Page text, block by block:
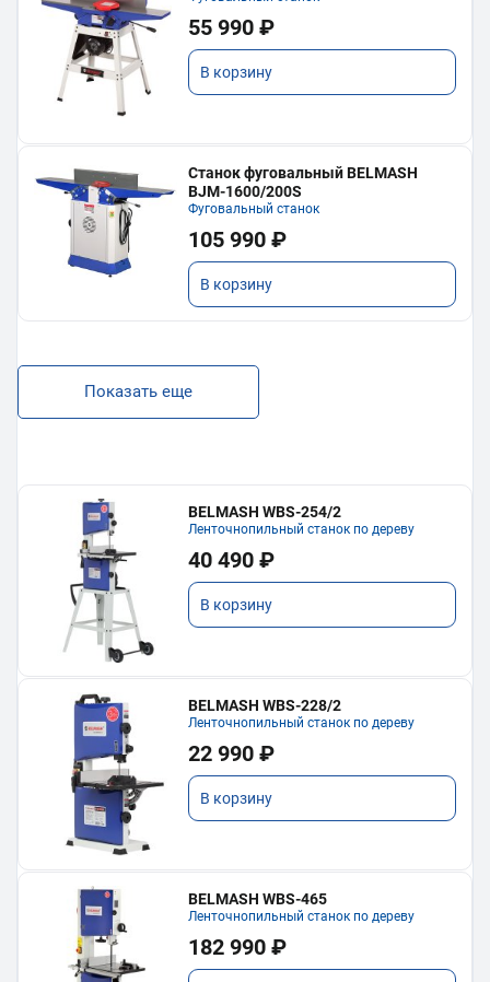
55 990 ₽
В корзину
Станок фуговальный BELMASH
BJM-1600/200S
Фуговальный станок
105 990 ₽
В корзину
Показать еще
BELMASH WBS-254/2
Ленточнопильный станок по дереву
40 490 ₽
В корзину
BELMASH WBS-228/2
Ленточнопильный станок по дереву
22 990 ₽
В корзину
BELMASH WBS-465
Ленточнопильный станок по дереву
182 990 ₽